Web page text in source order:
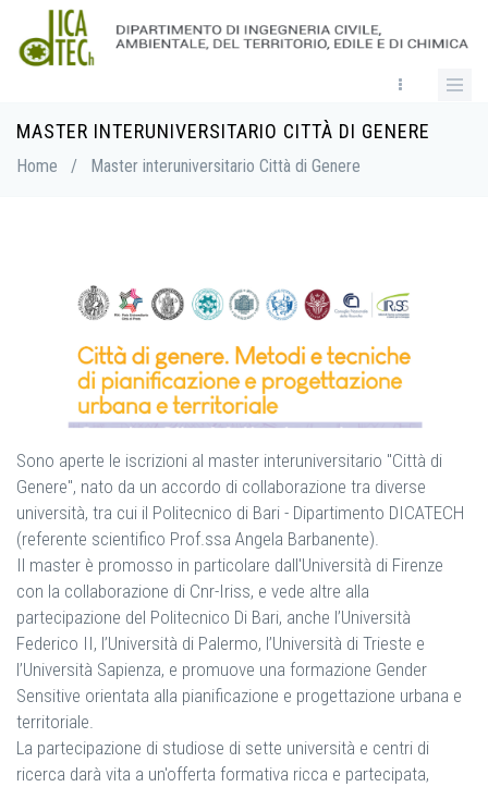
main
MASTER INTERUNIVERSITARIO CITTÀ DI GENERE
Breadcrumb
Home / Master interuniversitario Città di Genere
Sono aperte le iscrizioni al master interuniversitario "Città di
Genere", nato da un accordo di collaborazione tra diverse
università, tra cui il Politecnico di Bari - Dipartimento DICATECH
(referente scientifico Prof.ssa Angela Barbanente).
Il master è promosso in particolare dall'Università di Firenze
con la collaborazione di Cnr-Iriss, e vede altre alla
partecipazione del Politecnico Di Bari, anche l’Università
Federico II, l’Università di Palermo, l’Università di Trieste e
l’Università Sapienza, e promuove una formazione Gender
Sensitive orientata alla pianificazione e progettazione urbana e
territoriale.
La partecipazione di studiose di sette università e centri di
ricerca darà vita a un'offerta formativa ricca e partecipata,